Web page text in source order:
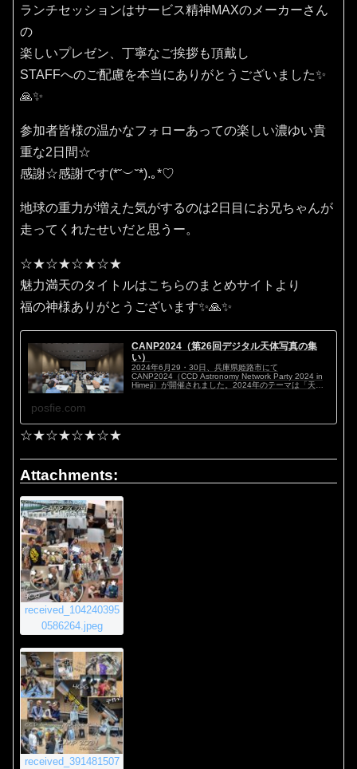
ランチセッションはサービス精神MAXのメーカーさん
の
楽しいプレゼン、丁寧なご挨拶も頂戴し
STAFFへのご配慮を本当にありがとうございました✨
🙏✨
参加者皆様の温かなフォローあっての楽しい濃ゆい貴
重な2日間☆
感謝☆感謝です(⁠*⁠˘⁠︶⁠˘⁠*⁠)⁠.⁠｡⁠*⁠♡
地球の重力が増えた気がするのは2日目にお兄ちゃんが
走ってくれたせいだと思うー。
☆★☆★☆★☆★
魅力満天のタイトルはこちらのまとめサイトより
福の神様ありがとうございます✨🙏✨
CANP2024（第26回デジタル天体写真の集
い）
2024年6月29・30日、兵庫県姫路市にて
CANP2024（CCD Astronomy Network Party 2024 in
Himeji）が開催されました。2024年のテーマは「天体
posfie.com
☆★☆★☆★☆★
Attachments:
received_104240395
0586264.jpeg
received_391481507